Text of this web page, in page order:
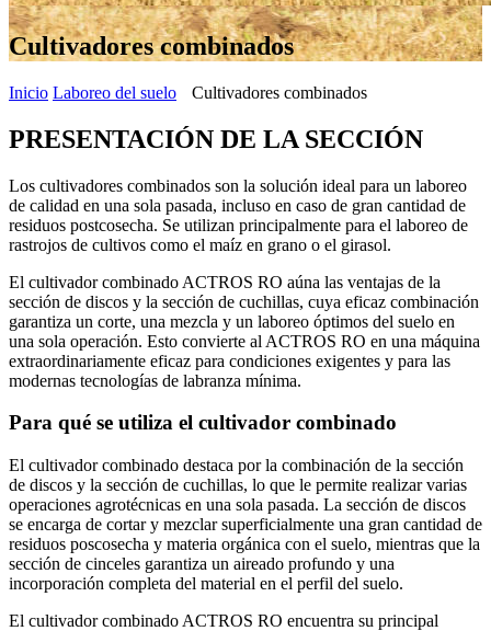
Cultivadores combinados
Inicio Laboreo del suelo Cultivadores combinados
PRESENTACIÓN DE LA SECCIÓN
Los cultivadores combinados son la solución ideal para un laboreo
de calidad en una sola pasada, incluso en caso de gran cantidad de
residuos postcosecha. Se utilizan principalmente para el laboreo de
rastrojos de cultivos como el maíz en grano o el girasol.
El cultivador combinado ACTROS RO aúna las ventajas de la
sección de discos y la sección de cuchillas, cuya eficaz combinación
garantiza un corte, una mezcla y un laboreo óptimos del suelo en
una sola operación. Esto convierte al ACTROS RO en una máquina
extraordinariamente eficaz para condiciones exigentes y para las
modernas tecnologías de labranza mínima.
Para qué se utiliza el cultivador combinado
El cultivador combinado destaca por la combinación de la sección
de discos y la sección de cuchillas, lo que le permite realizar varias
operaciones agrotécnicas en una sola pasada. La sección de discos
se encarga de cortar y mezclar superficialmente una gran cantidad de
residuos poscosecha y materia orgánica con el suelo, mientras que la
sección de cinceles garantiza un aireado profundo y una
incorporación completa del material en el perfil del suelo.
El cultivador combinado ACTROS RO encuentra su principal